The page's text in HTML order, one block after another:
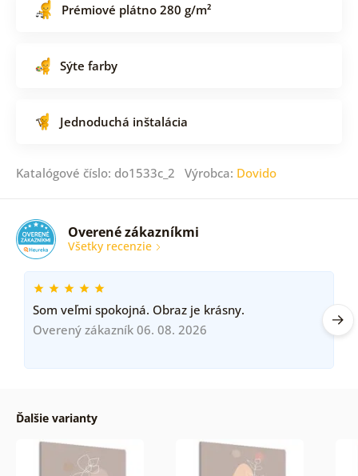
Prémiové plátno 280 g/m²
Sýte farby
Jednoduchá inštalácia
Katalógové číslo: do1533c_2 Výrobca: Dovido
Overené zákazníkmi
Všetky recenzie
Som veľmi spokojná. Obraz je krásny.
Overený zákazník 06. 08. 2026
Ďalšie varianty